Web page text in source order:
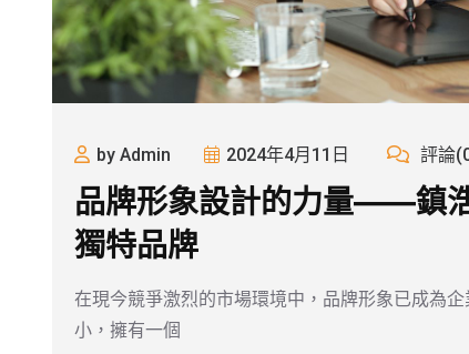
by Admin 2024年4月11日 評論
品牌形象設計的力量——鎮
獨特品牌
在現今競爭激烈的市場環境中，品牌形象已成為
小，擁有一個